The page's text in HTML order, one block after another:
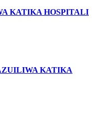
KATIKA HOSPITALI
KATIKA